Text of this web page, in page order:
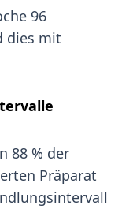
96
dies mit
88 % der
Präparat